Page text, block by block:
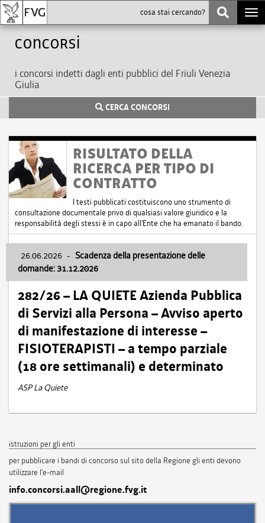
Concorsi
i concorsi indetti dagli enti pubblici del Friuli Venezia
Giulia
CERCA CONCORSI
RISULTATO DELLA
RICERCA PER TIPO DI
CONTRATTO
I testi pubblicati costituiscono uno strumento di
consultazione documentale privo di qualsiasi valore giuridico e la
responsabilità degli stessi è in capo all'Ente che ha emanato il bando.
26.06.2026 - Scadenza della presentazione delle
domande: 31.12.2026
282/26 – LA QUIETE Azienda Pubblica
di Servizi alla Persona – Avviso aperto
di manifestazione di interesse –
FISIOTERAPISTI – a tempo parziale
(18 ore settimanali) e determinato
ASP La Quiete
istruzioni per gli enti
per pubblicare i bandi di concorso sul sito della Regione gli enti devono
utilizzare l'e-mail
info.concorsi.aall@regione.fvg.it